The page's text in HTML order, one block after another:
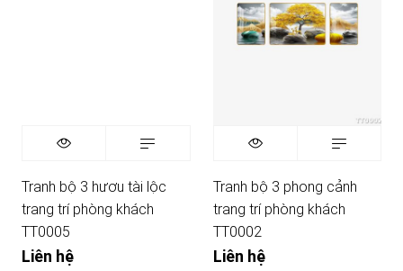
Tranh bộ 3 hươu tài lộc
trang trí phòng khách
TT0005
Liên hệ
Tranh bộ 3 phong cảnh
trang trí phòng khách
TT0002
Liên hệ